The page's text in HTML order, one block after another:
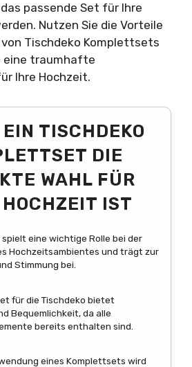
passende Set für Ihre
Nutzen Sie die Vorteile
Tischdeko Komplettsets
eine traumhafte
Ihre Hochzeit.
TISCHDEKO
DIE
WAHL FÜR
IST
spielt eine wichtige Rolle bei der
Hochzeitsambientes und trägt zur
Stimmung bei.
für die Tischdeko bietet
Bequemlichkeit, da alle
bereits enthalten sind.
eines Komplettsets wird